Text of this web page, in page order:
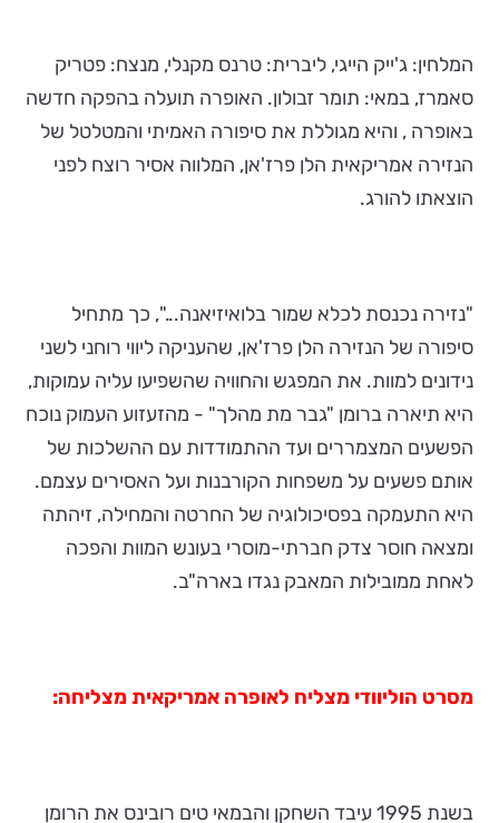
המלחין: ג'ייק הייגי, ליברית: טרנס מקנלי, מנצח: פטריק
סאמרז, במאי: תומר זבולון. האופרה תועלה בהפקה חדשה
באופרה , והיא מגוללת את סיפורה האמיתי והמטלטל של
הנזירה אמריקאית הלן פרז'אן, המלווה אסיר רוצח לפני
הוצאתו להורג.
"נזירה נכנסת לכלא שמור בלואיזיאנה...", כך מתחיל
סיפורה של הנזירה הלן פרז'אן, שהעניקה ליווי רוחני לשני
נידונים למוות. את המפגש והחוויה שהשפיעו עליה עמוקות,
היא תיארה ברומן "גבר מת מהלך" - מהזעזוע העמוק נוכח
הפשעים המצמררים ועד ההתמודדות עם ההשלכות של
אותם פשעים על משפחות הקורבנות ועל האסירים עצמם.
היא התעמקה בפסיכולוגיה של החרטה והמחילה, זיהתה
ומצאה חוסר צדק חברתי-מוסרי בעונש המוות והפכה
לאחת ממובילות המאבק נגדו בארה"ב.
מסרט הוליוודי מצליח לאופרה אמריקאית מצליחה:
בשנת 1995 עיבד השחקן והבמאי טים רובינס את הרומן